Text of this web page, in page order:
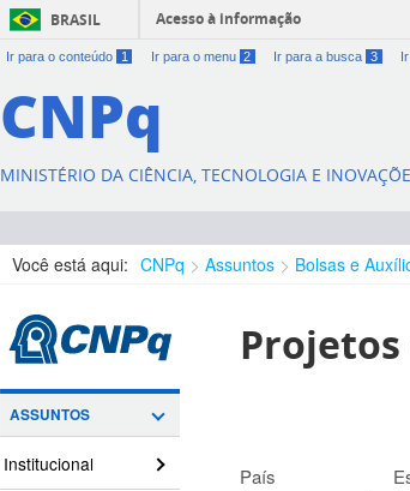
BRASIL Acesso à informação
Ir para o conteúdo 1 Ir para o menu 2 Ir para a busca 3
CNPq
MINISTÉRIO DA CIÊNCIA, TECNOLOGIA E
Você está aqui: CNPq Assuntos Bolsas e
ASSUNTOS
Institucional
Projetos
País